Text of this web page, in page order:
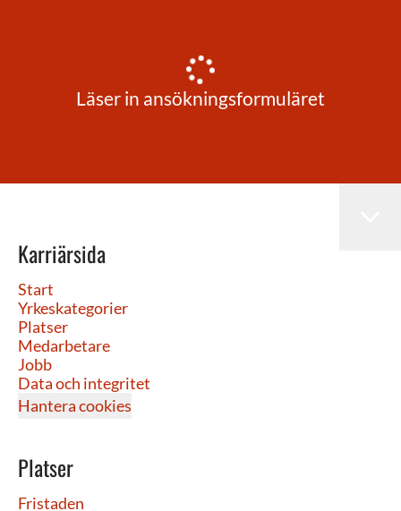
Läser in ansökningsformuläret
Karriärsida
Start
Yrkeskategorier
Platser
Medarbetare
Jobb
Data och integritet
Hantera cookies
Platser
Fristaden